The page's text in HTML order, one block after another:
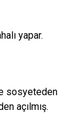
yapar.
sosyeteden
açılmış.